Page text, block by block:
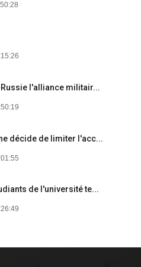
l'alliance militair...
décide de limiter l'acc...
de l'université te...